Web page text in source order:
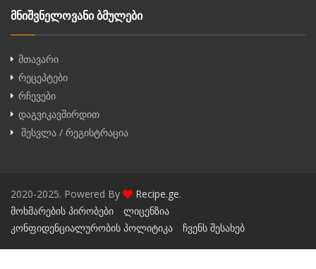
მნიშვნელოვანი ბმულები
მთავარი
რეცეპტები
რჩევები
დაგვიკავშირდით
შესვლა / რეგისტრაცია
2020-2025. Powered By Recipe.ge.
მოხმარების პირობები
ლიცენზია
კონფიდენციალურობის პოლიტიკა
ჩვენს შესახებ